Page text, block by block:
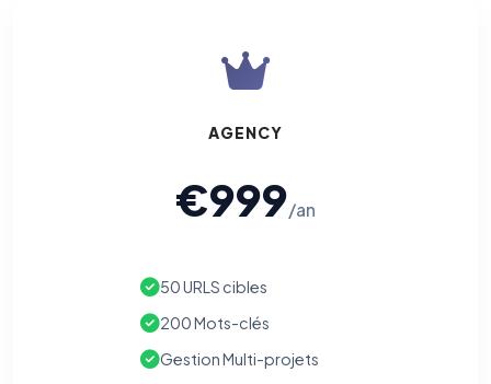
AGENCY
€999/an
50 URLS cibles
200 Mots-clés
Gestion Multi-projets